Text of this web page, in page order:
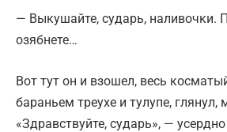
— Выкушайте, сударь, наливочки.
озябнете…
Вот тут он и взошел, весь
бараньем треухе и тулупе, глянул,
«Здравствуйте, сударь», —